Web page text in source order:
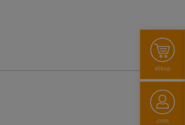
eShop
Jobs